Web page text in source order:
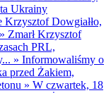
Ukrainy
Krzysztof Dowgiałło,
» Zmarł Krzysztof
PRL,
» Informowaliśmy o
przed Żakiem,
» W czwartek, 18